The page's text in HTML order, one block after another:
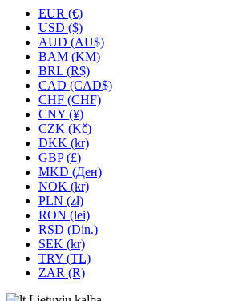
EUR (€)
USD ($)
AUD (AU$)
BAM (KM)
BRL (R$)
CAD (CAD$)
CHF (CHF)
CNY (¥)
CZK (Kč)
DKK (kr)
GBP (£)
MKD (Ден)
NOK (kr)
PLN (zł)
RON (lei)
RSD (Din.)
SEK (kr)
TRY (TL)
ZAR (R)